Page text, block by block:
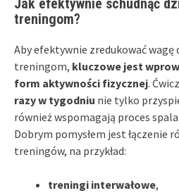
treningom?
Aby efektywnie zredukować
treningom, kluczowe jest
form aktywności fizycznej.
razy w tygodniu nie tylko
również wspomagają proces
Dobrym pomysłem jest łączenie
treningów, na przykład:
treningi interwałowe,